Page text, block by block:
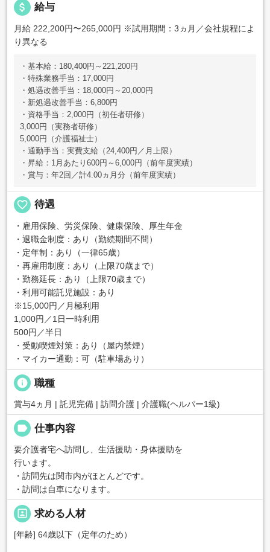
attach_money 給与
月給 222,200円〜265,000円 ※試用期間：3ヵ月／会社規程によ
り異なる
・基本給：180,400円～221,200円
・特殊業務手当：17,000円
・処遇改善手当：18,000円～20,000円
・新処遇改善手当：6,800円
・資格手当：2,000円（初任者研修）
3,000円（実務者研修）
5,000円（介護福祉士）
・通勤手当：実費支給（24,400円／月上限）
・昇給：1月あたり600円～6,000円（前年度実績）
・賞与：年2回／計4.00ヵ月分（前年度実績）
favorite_border 待遇
・雇用保険、労災保険、健康保険、厚生年金
・退職金制度：あり（勤続期間不問）
・定年制：あり（一律65歳）
・再雇用制度：あり（上限70歳まで）
・勤務延長：あり（上限70歳まで）
・利用可能託児施設：あり
※15,000円／月極利用
1,000円／1日一時利用
500円／半日
・受動喫煙対策：あり（屋内禁煙）
・マイカー通勤：可（駐車場あり）
info 職種
賞与4ヵ月 | 託児完備 | 訪問介護 | 介護職(ヘルパー1級)
label 仕事内容
要介護者宅へ訪問し、生活援助・身体援助を
行います。
・訪問先は関市内がほとんどです。
・訪問は自車になります。
portrait 求める人材
[年齢] 64歳以下（定年のため）